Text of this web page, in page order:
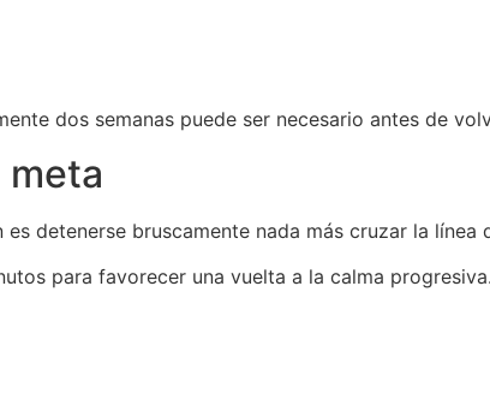
dos semanas puede ser necesario antes de
meta
detenerse bruscamente nada más cruzar la línea
para favorecer una vuelta a la calma progresiva.